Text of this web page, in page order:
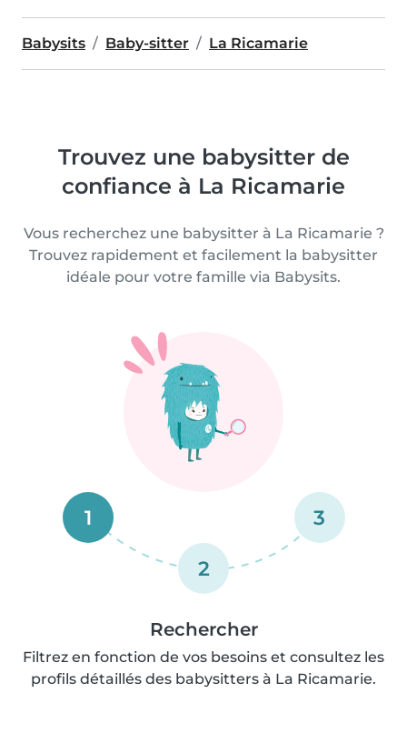
Babysits Baby-sitter La Ricamarie
Trouvez une babysitter de
confiance à La Ricamarie
Vous recherchez une babysitter à La Ricamarie ?
Trouvez rapidement et facilement la babysitter
idéale pour votre famille via Babysits.
1
2
3
Rechercher
Filtrez en fonction de vos besoins et consultez les
profils détaillés des babysitters à La Ricamarie.